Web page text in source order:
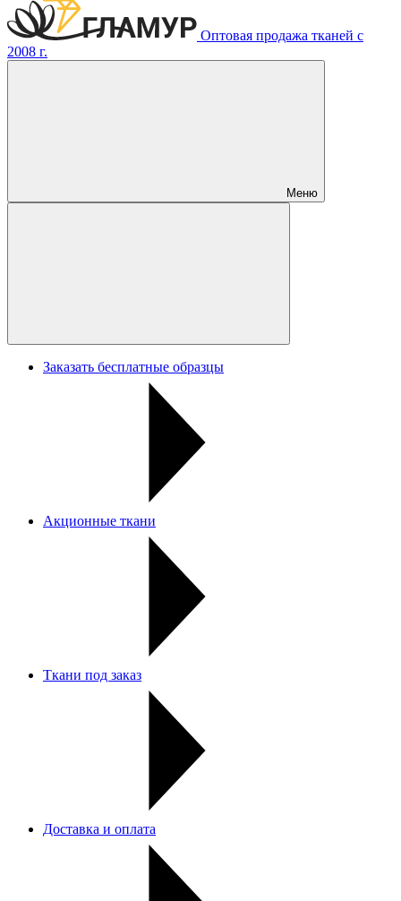
Оптовая продажа тканей с
2008 г.
Меню
Заказать бесплатные образцы
Акционные ткани
Ткани под заказ
Доставка и оплата